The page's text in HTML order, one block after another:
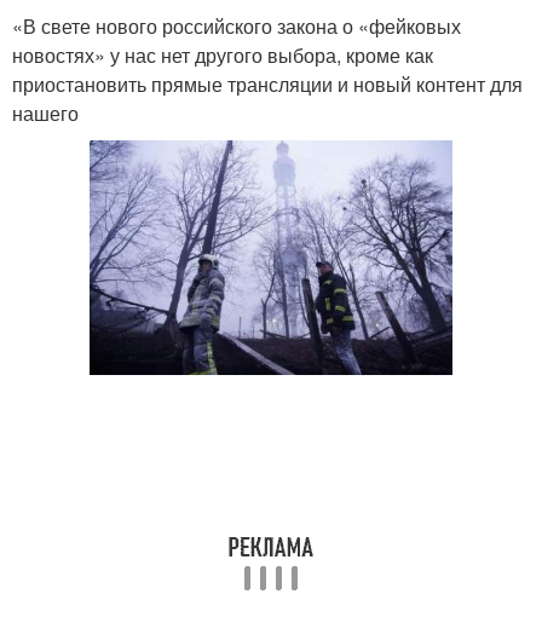
«В свете нового российского закона о «фейковых
новостях» у нас нет другого выбора, кроме как
приостановить прямые трансляции и новый контент для
нашего